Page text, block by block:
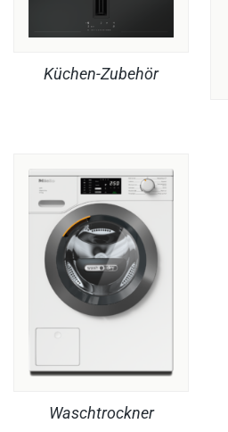
Küchen-Zubehör
Waschtrockner